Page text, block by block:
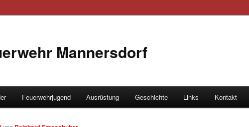
Mannersdorf
Feuerwehrjugend Ausrüstung Geschichte Links Kontakt